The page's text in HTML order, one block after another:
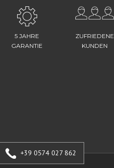
5 JAHRE
GARANTIE
ZUFRIEDENE
KUNDEN
+39 0574 027 862